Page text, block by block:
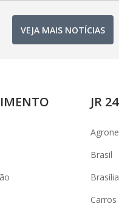
VEJA MAIS NOTÍCIAS
JR
Brasil
Brasília
Carros